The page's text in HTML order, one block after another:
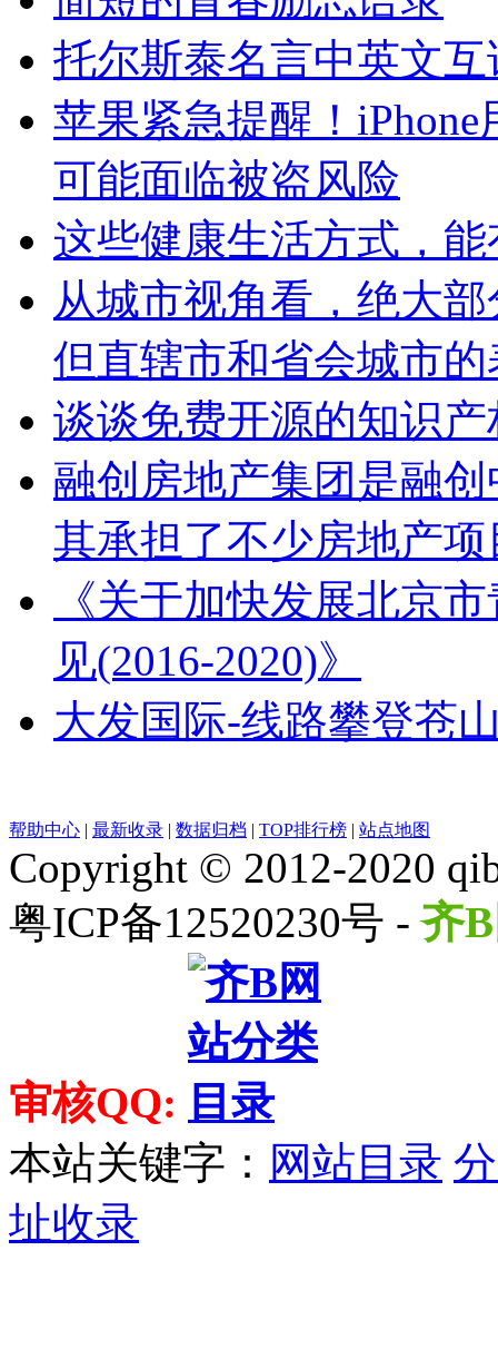
托尔斯泰名言中英文互
苹果紧急提醒！
可能面临被盗风险
这些健康生活方式，
从城市视角看，绝大
但直辖市和省会城市
谈谈免费开源的知识
融创房地产集团是融
其承担了不少房地产
《关于加快发展北京
见(2016-2020)》
大发国际-线路攀登苍
帮助中心 | 最新收录 | 数据归档 | TOP排行榜 | 站点地图
Copyright © 2012-2020
粤ICP备12520230号 -齐
审核QQ:
本站关键字： 网站目录
址收录